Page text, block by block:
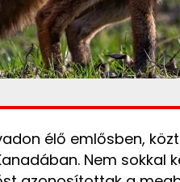
élő emlősben,
Nem sokkal